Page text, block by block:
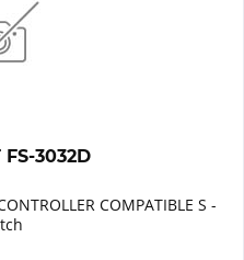
FS-3032D
COMPATIBLE S -